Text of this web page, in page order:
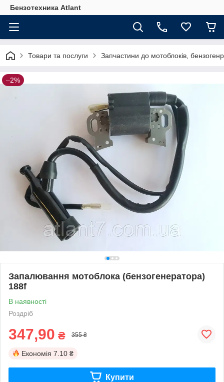
Бензотехника Atlant
Товари та послуги Запчастини до мотоблоків,
–2%
Запалювання мотоблока (бензогенератора)
188f
В наявності
Роздріб
347,90 ₴ 355 ₴
Економія 7.10 ₴
Купити